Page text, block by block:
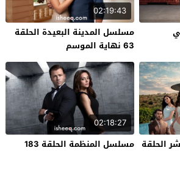
02:19:43
مسلسل المدينة البعيدة الحلقة
63 نهاية الموسم
الحلقة
02:18:27
مسلسل المنظمة الحلقة 183